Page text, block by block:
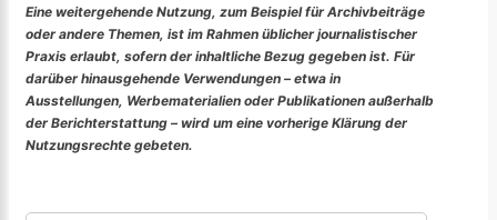
Eine weitergehende Nutzung, zum Beispiel für Archivbeiträge
oder andere Themen, ist im Rahmen üblicher journalistischer
Praxis erlaubt, sofern der inhaltliche Bezug gegeben ist. Für
darüber hinausgehende Verwendungen – etwa in
Ausstellungen, Werbematerialien oder Publikationen außerhalb
der Berichterstattung – wird um eine vorherige Klärung der
Nutzungsrechte gebeten.